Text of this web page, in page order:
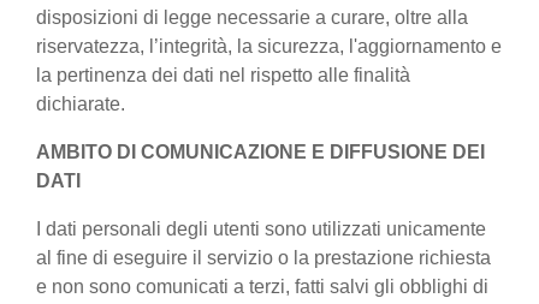
disposizioni di legge necessarie a curare, oltre alla
riservatezza, l’integrità, la sicurezza, l'aggiornamento e
la pertinenza dei dati nel rispetto alle finalità
dichiarate.
AMBITO DI COMUNICAZIONE E DIFFUSIONE DEI
DATI
I dati personali degli utenti sono utilizzati unicamente
al fine di eseguire il servizio o la prestazione richiesta
e non sono comunicati a terzi, fatti salvi gli obblighi di